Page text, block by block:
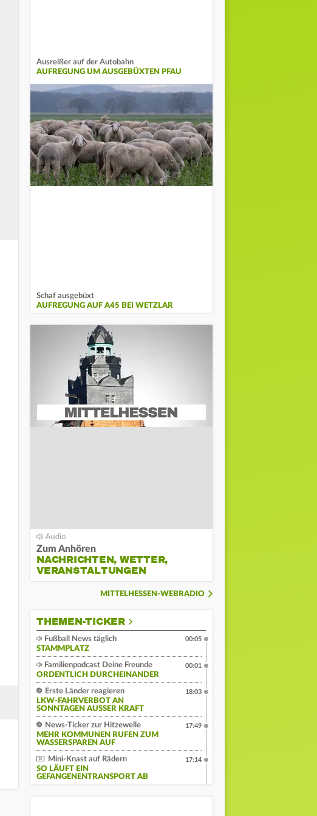
Ausreißer auf der Autobahn
AUFREGUNG UM AUSGEBÜXTEN PFAU
Schaf ausgebüxt
AUFREGUNG AUF A45 BEI WETZLAR
Zum Anhören
NACHRICHTEN, WETTER,
VERANSTALTUNGEN
MITTELHESSEN-WEBRADIO
THEMEN-TICKER
Fußball News täglich
STAMMPLATZ
00:05
Familienpodcast Deine Freunde
ORDENTLICH DURCHEINANDER
00:01
Erste Länder reagieren
LKW-FAHRVERBOT AN
SONNTAGEN AUSSER KRAFT
18:03
News-Ticker zur Hitzewelle
MEHR KOMMUNEN RUFEN ZUM
WASSERSPAREN AUF
17:49
Mini-Knast auf Rädern
SO LÄUFT EIN
GEFANGENENTRANSPORT AB
17:14